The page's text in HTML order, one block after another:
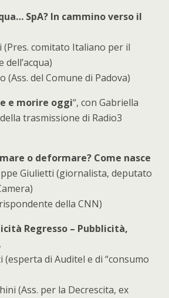
SpA? In cammino verso il
comitato Italiano per il
(Ass. del Comune di Padova)
e morire oggi“, con Gabriella
trasmissione di Radio3
o deformare? Come nasce
Giulietti (giornalista, deputato
della CNN)
Regresso – Pubblicità,
di Auditel e di “consumo
(Ass. per la Decrescita, ex